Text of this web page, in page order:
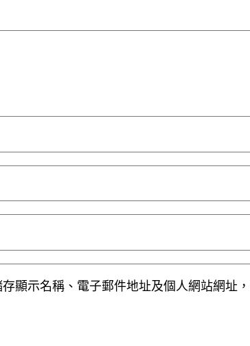
存顯示名稱、電子郵件地址及個人網站網址